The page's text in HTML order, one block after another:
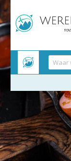
Meteen
naar
inhoud